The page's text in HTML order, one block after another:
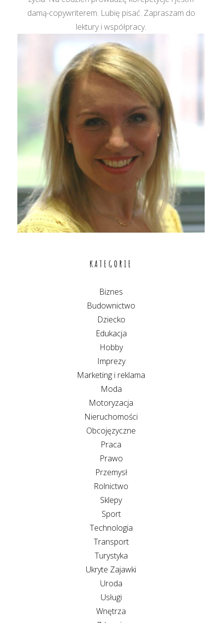
damą-copywriterem. Lubię pisać. Zapraszam do
lektury i współpracy.
KATEGORIE
Biznes
Budownictwo
Dziecko
Edukacja
Hobby
Imprezy
Marketing i reklama
Moda
Motoryzacja
Nieruchomości
Obcojęzyczne
Praca
Prawo
Przemysł
Rolnictwo
Sklepy
Sport
Technologia
Transport
Turystyka
Ukryte Zajawki
Uroda
Usługi
Wnętrza